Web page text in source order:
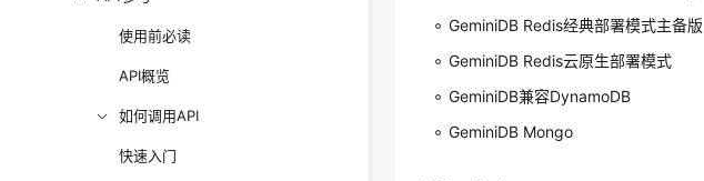
使用前必读
API概览
如何调用API
快速入门
GeminiDB Redis经典部署模式主备版
GeminiDB Redis云原生部署模式
GeminiDB兼容DynamoDB
GeminiDB Mongo